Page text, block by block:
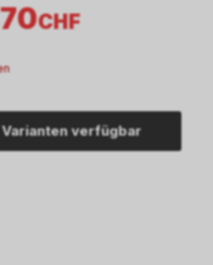
CHF
verfügbar